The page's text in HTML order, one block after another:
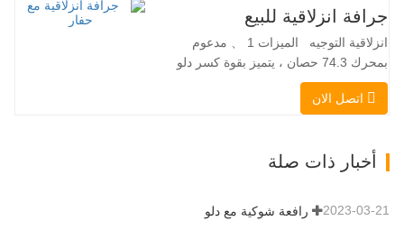
التلقائي الفرامل الهيدروليكية دلو قياسي
اللودر الانزلاقي هو نوع من الآلات المناسبة
لموقع العمل الضيق…
جرافة انزلاقية للبيع
انزلاقية التوجيه الميزات 1 、 مدعوم
بمحرك 74.3 حصان ، يتميز بقوة كسر دلو
عند 3350 كجم ، والأداء العالي والإنتاجية إلى
مجموعة متنوعة من الملحقات التي تتطلب
اتصل الان
أخبار ذات صلة
رافعة شوكية مع دلو 2023-03-21